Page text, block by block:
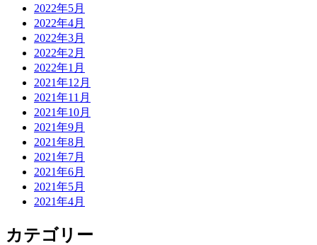
2022年5月
2022年4月
2022年3月
2022年2月
2022年1月
2021年12月
2021年11月
2021年10月
2021年9月
2021年8月
2021年7月
2021年6月
2021年5月
2021年4月
カテゴリー